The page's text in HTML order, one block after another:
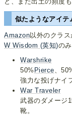
似たようなアイ
Amazon以外のクラ
W Wisdom (英知)のみ
Warshrike
50% Pierce、
強力な投げナイ
War Traveler
武器のダメージ
靴。